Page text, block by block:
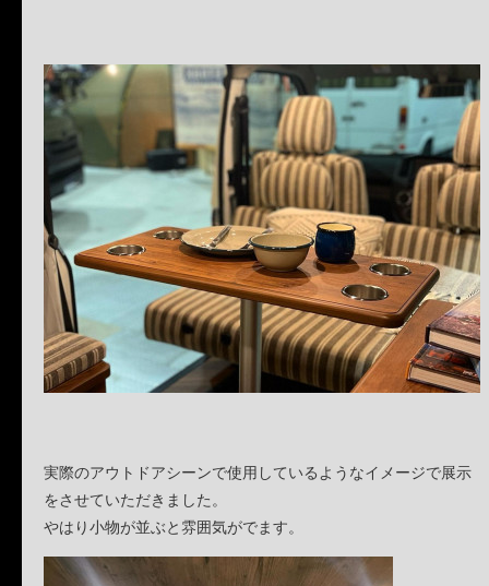
実際のアウトドアシーンで使用しているようなイメージで展示
をさせていただきました。
やはり小物が並ぶと雰囲気がでます。